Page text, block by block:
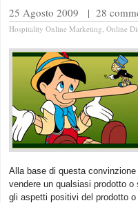
25 Agosto 2009 | 28
Hospitality Online Marketing, Online
Alla base di questa
vendere un qualsiasi prodotto
gli aspetti positivi del prodotto